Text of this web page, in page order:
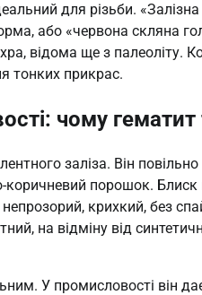
для різьби.
або «червона скляна
відома ще з палеоліту.
тонких прикрас.
чому
заліза. Він
коричневий порошок.
крихкий, без
на відміну від
У промисловості він